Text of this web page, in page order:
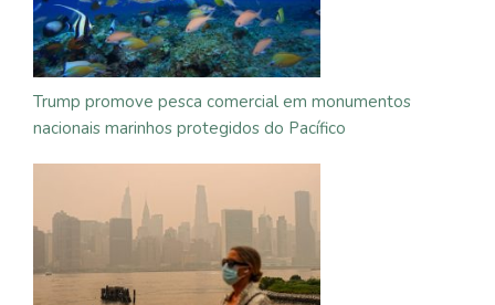
Trump promove pesca comercial em monumentos
nacionais marinhos protegidos do Pacífico